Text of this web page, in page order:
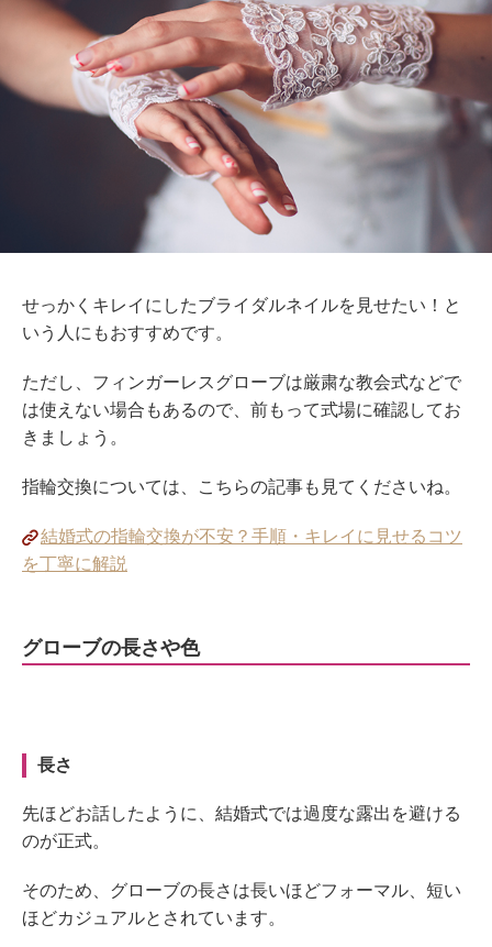
せっかくキレイにしたブライダルネイルを見せたい！と
いう人にもおすすめです。
ただし、フィンガーレスグローブは厳粛な教会式などで
は使えない場合もあるので、前もって式場に確認してお
きましょう。
指輪交換については、こちらの記事も見てくださいね。
結婚式の指輪交換が不安？手順・キレイに見せるコツ
を丁寧に解説
グローブの長さや色
長さ
先ほどお話したように、結婚式では過度な露出を避ける
のが正式。
そのため、グローブの長さは長いほどフォーマル、短い
ほどカジュアルとされています。